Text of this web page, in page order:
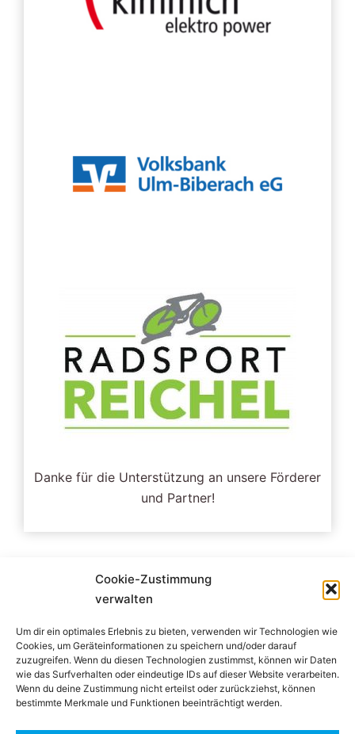
Cookie-Zustimmung
verwalten
Um dir ein optimales Erlebnis zu bieten, verwenden wir Technologien wie
Cookies, um Geräteinformationen zu speichern und/oder darauf
zuzugreifen. Wenn du diesen Technologien zustimmst, können wir Daten
wie das Surfverhalten oder eindeutige IDs auf dieser Website verarbeiten.
Wenn du deine Zustimmung nicht erteilst oder zurückziehst, können
bestimmte Merkmale und Funktionen beeinträchtigt werden.
Danke für die Unterstützung an unsere Förderer
und Partner!
Impressum
Datenschutzerklärung